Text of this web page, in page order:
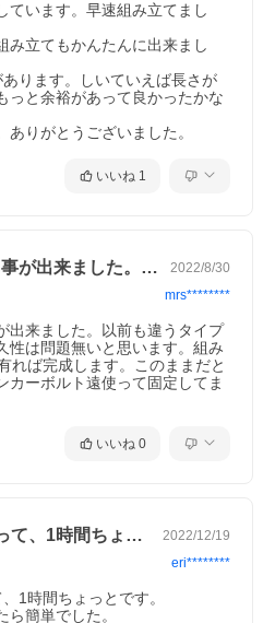
ています。早速組み立てまし
み立てもかんたんに出来まし
ります。しいていえば長さが
っと余裕があって良かったかな
りがとうございました。
いいね 1
本日やっと組み立てる事が出来ました。以… 2022/8/30
mrs********
出来ました。以前も違うタイプ
性は問題無いと思います。組み
れば完成します。このままだと
カーボルト遠使って固定してま
いいね 0
組み立ては、2人でやって、1時間ちょっ… 2022/12/19
eri********
1時間ちょっとです。
簡単でした。